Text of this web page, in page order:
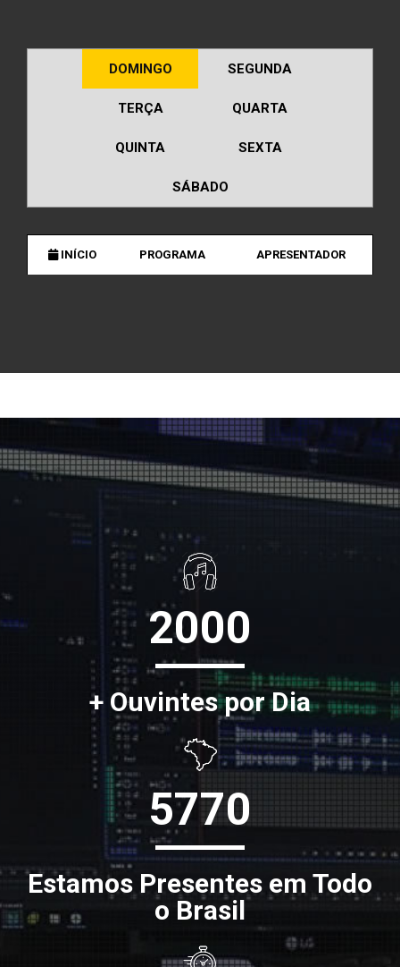
DOMINGO SEGUNDA
TERÇA QUARTA
QUINTA SEXTA
SÁBADO
INÍCIO PROGRAMA APRESENTADOR
2000
+ Ouvintes por Dia
5770
Estamos Presentes em Todo
o Brasil